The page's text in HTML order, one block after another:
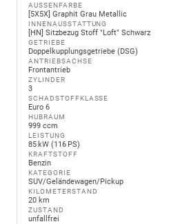
AUSSENFARBE
[5X5X] Graphit Grau Metallic
INNENAUSSTATTUNG
[HN] Sitzbezug Stoff "Loft" Schwarz
GETRIEBE
Doppelkupplungsgetriebe (DSG)
ANTRIEBSACHSE
Frontantrieb
ZYLINDER
3
SCHADSTOFFKLASSE
Euro 6
HUBRAUM
999 ccm
LEISTUNG
85 kW (116 PS)
KRAFTSTOFF
Benzin
KATEGORIE
SUV/Geländewagen/Pickup
KILOMETERSTAND
20 km
ZUSTAND
unfallfrei